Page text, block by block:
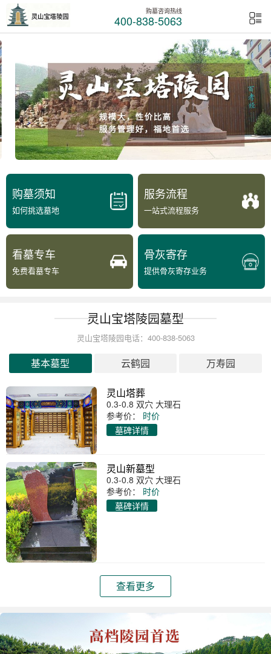
购墓咨询热线
400-838-5063
购墓须知
如何挑选墓地
服务流程
一站式流程服务
看墓专车
免费看墓专车
骨灰寄存
提供骨灰寄存业务
灵山宝塔陵园墓型
灵山宝塔陵园电话：400-838-5063
基本墓型 云鹤园 万寿园
灵山塔葬
0.3-0.8 双穴 大理石
参考价：
时价
墓碑详情
灵山新墓型
0.3-0.8 双穴 大理石
参考价：
时价
墓碑详情
查看更多